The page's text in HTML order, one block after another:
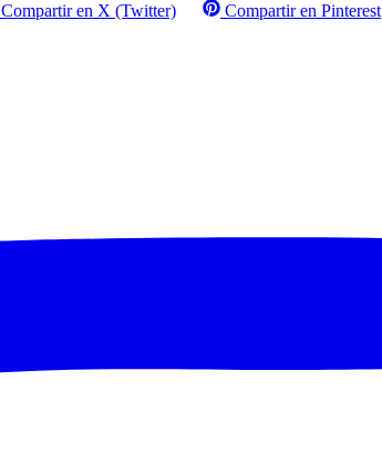
Compartir en X (Twitter) Compartir en Pinterest